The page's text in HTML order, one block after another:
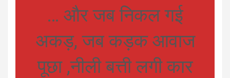
… और जब निकल गई
अकड़, जब कड़क आवाज
पूछा ,नीली बत्ती लगी कार